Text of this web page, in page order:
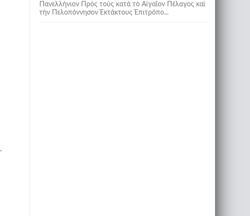
Πανελλήνιον Πρὸς τοὺς κατὰ τὸ Αἰγαῖον Πέλαγος καὶ
τὴν Πελοπόννησον Ἐκτάκτους Ἐπιτρόπο...